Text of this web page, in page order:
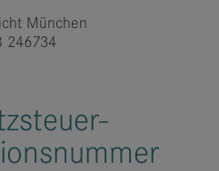
München
246734